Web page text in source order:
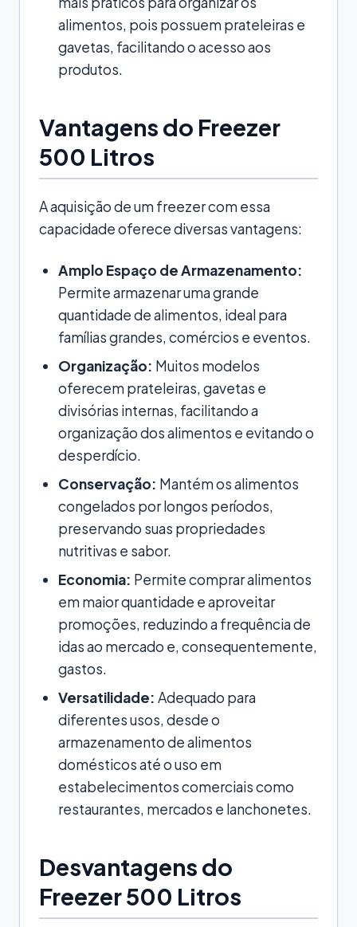
alimentos, pois possuem prateleiras e
gavetas, facilitando o acesso aos
produtos.
Vantagens do Freezer
500 Litros
A aquisição de um freezer com essa
capacidade oferece diversas vantagens:
Amplo Espaço de Armazenamento:
Permite armazenar uma grande
quantidade de alimentos, ideal para
famílias grandes, comércios e eventos.
Organização: Muitos modelos
oferecem prateleiras, gavetas e
divisórias internas, facilitando a
organização dos alimentos e evitando o
desperdício.
Conservação: Mantém os alimentos
congelados por longos períodos,
preservando suas propriedades
nutritivas e sabor.
Economia: Permite comprar alimentos
em maior quantidade e aproveitar
promoções, reduzindo a frequência de
idas ao mercado e, consequentemente,
gastos.
Versatilidade: Adequado para
diferentes usos, desde o
armazenamento de alimentos
domésticos até o uso em
estabelecimentos comerciais como
restaurantes, mercados e lanchonetes.
Desvantagens do
Freezer 500 Litros